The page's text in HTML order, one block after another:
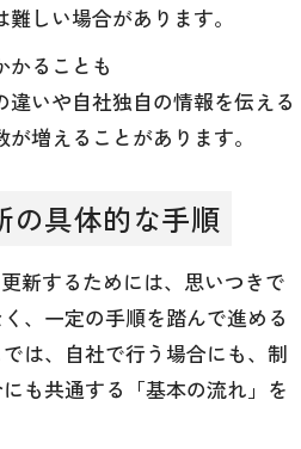
しい場合があります。
かることも
いや自社独自の情報を伝える
増えることがあります。
の具体的な手順
新するためには、思いつきで
、一定の手順を踏んで進める
は、自社で行う場合にも、制
も共通する「基本の流れ」を